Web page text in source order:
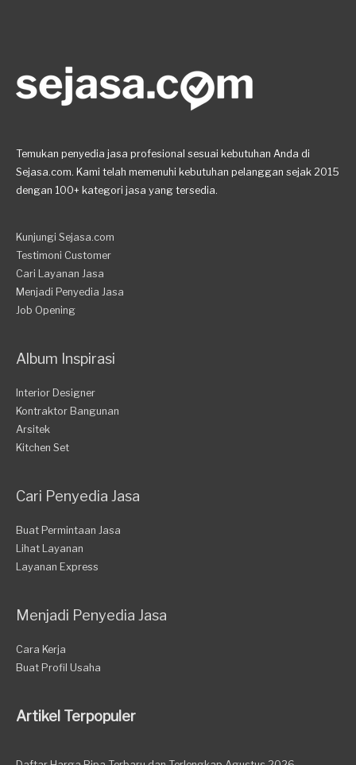
Temukan penyedia jasa profesional sesuai kebutuhan Anda di
Sejasa.com. Kami telah memenuhi kebutuhan pelanggan sejak 2015
dengan 100+ kategori jasa yang tersedia.
Kunjungi Sejasa.com
Testimoni Customer
Cari Layanan Jasa
Menjadi Penyedia Jasa
Job Opening
Album Inspirasi
Interior Designer
Kontraktor Bangunan
Arsitek
Kitchen Set
Cari Penyedia Jasa
Buat Permintaan Jasa
Lihat Layanan
Layanan Express
Menjadi Penyedia Jasa
Cara Kerja
Buat Profil Usaha
Artikel Terpopuler